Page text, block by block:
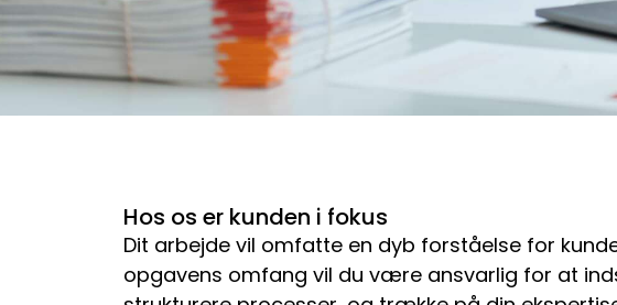
Hos os er kunden i fokus
Dit arbejde vil omfatte en dyb forståelse for
opgavens omfang vil du være ansvarlig for at